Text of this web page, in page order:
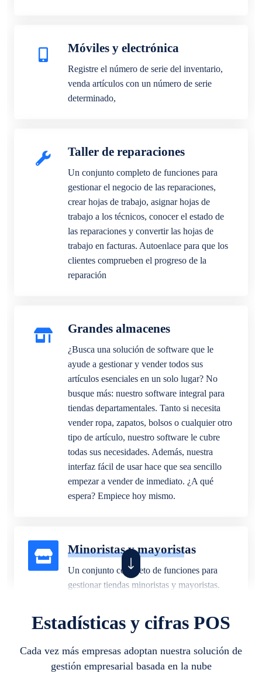
Móviles y electrónica
Registre el número de serie del inventario,
venda artículos con un número de serie
determinado,
Taller de reparaciones
Un conjunto completo de funciones para
gestionar el negocio de las reparaciones,
crear hojas de trabajo, asignar hojas de
trabajo a los técnicos, conocer el estado de
las reparaciones y convertir las hojas de
trabajo en facturas. Autoenlace para que los
clientes comprueben el progreso de la
reparación
Grandes almacenes
¿Busca una solución de software que le
ayude a gestionar y vender todos sus
artículos esenciales en un solo lugar? No
busque más: nuestro software integral para
tiendas departamentales. Tanto si necesita
vender ropa, zapatos, bolsos o cualquier otro
tipo de artículo, nuestro software le cubre
todas sus necesidades. Además, nuestra
interfaz fácil de usar hace que sea sencillo
empezar a vender de inmediato. ¿A qué
espera? Empiece hoy mismo.
Minoristas y mayoristas
Un conjunto completo de funciones para
gestionar tiendas minoristas y mayoristas.
segmentos de clientes o diferentes
ubicaciones comerciales.
Estadísticas y cifras POS
Cada vez más empresas adoptan nuestra solución de
gestión empresarial basada en la nube